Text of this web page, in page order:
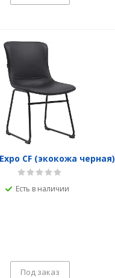
CF (экокожа черная)
Есть в наличии
Под заказ